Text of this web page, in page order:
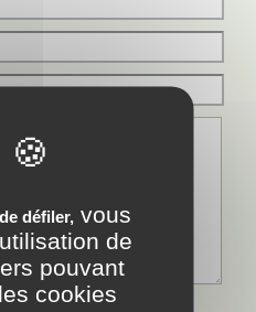
défiler, vous
de
pouvant
cookies